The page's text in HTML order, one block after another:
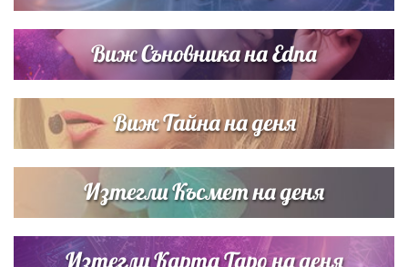
Виж Съновника на Edna
Виж Тайна на деня
Изтегли Късмет на деня
Изтегли Карта Таро на деня